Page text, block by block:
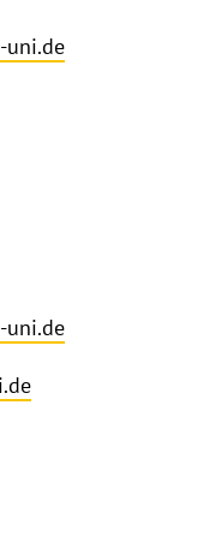
uni.de
uni.de